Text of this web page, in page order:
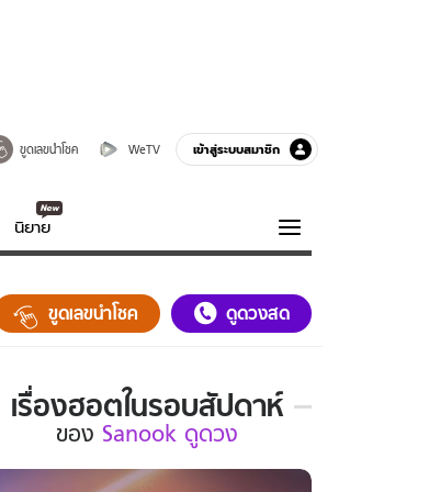
ขูดเลขนำโชค WeTV เข้าสู่ระบบสมาชิก
นิยาย
ความรู้รอบตัว
ฮาวทู
ขูดเลขนำโชค ดูดวงสด
เรื่องฮอตในรอบสัปดาห์
ง
ของ Sanook ดูดวง